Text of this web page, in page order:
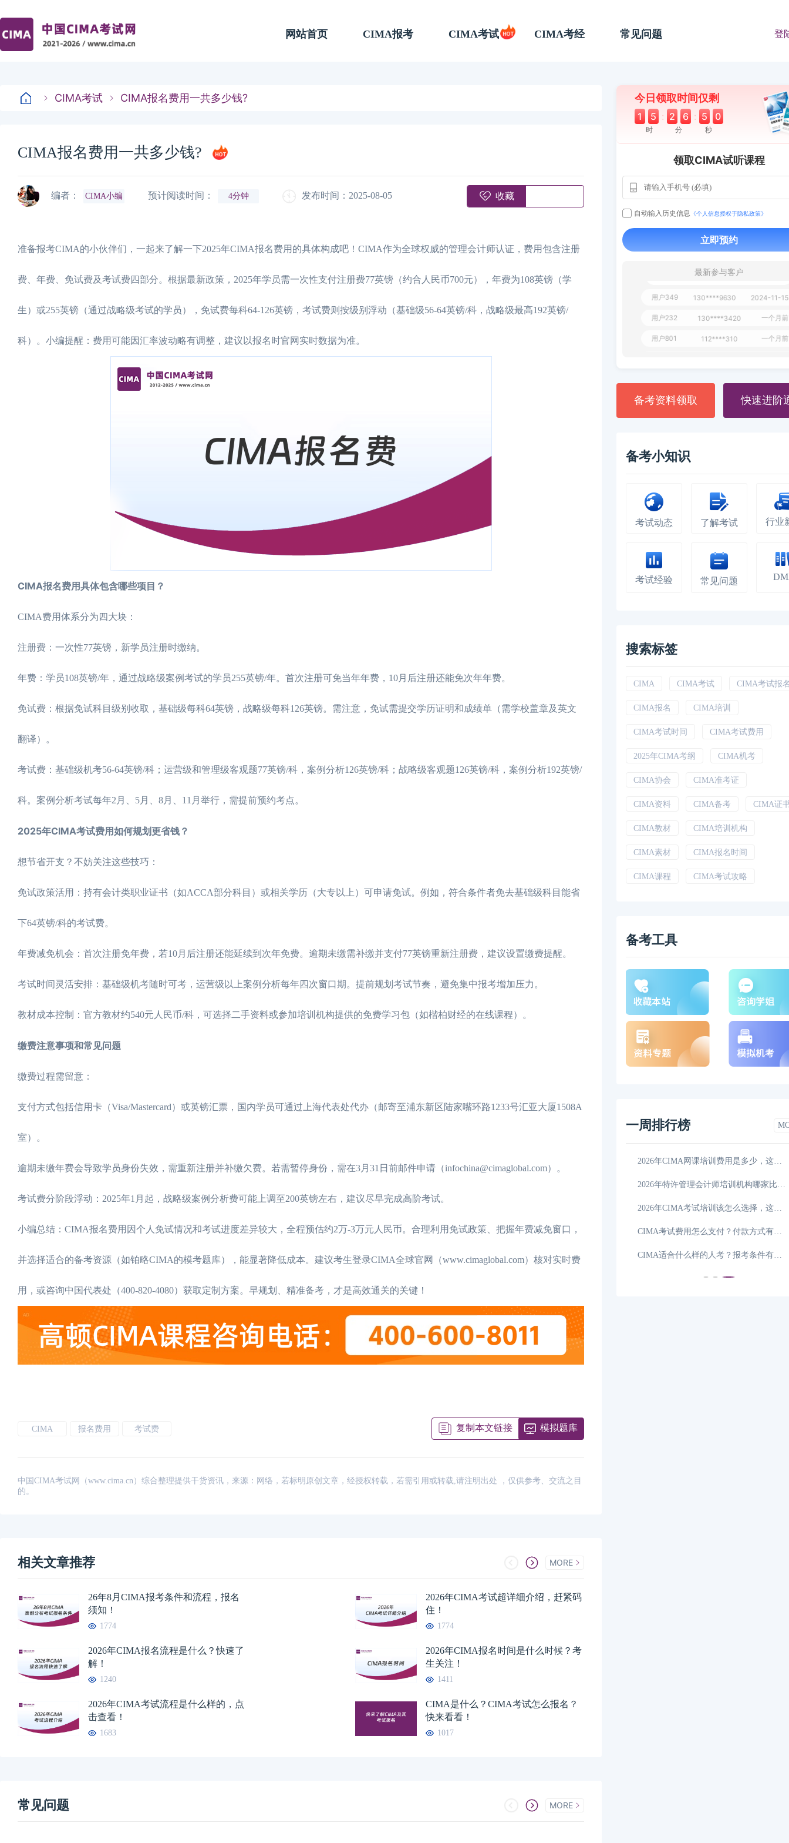
网站首页 CIMA报考 CIMA考试 CIMA考经 常见问题 登
CIMA考试 CIMA报名费用一共多少钱?
CIMA报名费用一共多少钱?
编者： CIMA小编 预计阅读时间： 4分钟 发布时间：2025-08-05 收藏
准备报考CIMA的小伙伴们，一起来了解一下2025年CIMA报名费用的具体构成吧！CIMA作为全球权威的管理会计师认证，费用包含注册
费、年费、免试费及考试费四部分。根据最新政策，2025年学员需一次性支付注册费77英镑（约合人民币700元），年费为108英镑（学
生）或255英镑（通过战略级考试的学员），免试费每科64-126英镑，考试费则按级别浮动（基础级56-64英镑/科，战略级最高192英镑/
科）。小编提醒：费用可能因汇率波动略有调整，建议以报名时官网实时数据为准。
CIMA报名费用具体包含哪些项目？
CIMA费用体系分为四大块：
注册费：一次性77英镑，新学员注册时缴纳。
年费：学员108英镑/年，通过战略级案例考试的学员255英镑/年。首次注册可免当年年费，10月后注册还能免次年年费。
免试费：根据免试科目级别收取，基础级每科64英镑，战略级每科126英镑。需注意，免试需提交学历证明和成绩单（需学校盖章及英文
翻译）。
考试费：基础级机考56-64英镑/科；运营级和管理级客观题77英镑/科，案例分析126英镑/科；战略级客观题126英镑/科，案例分析192英镑/
科。案例分析考试每年2月、5月、8月、11月举行，需提前预约考点。
2025年CIMA考试费用如何规划更省钱？
想节省开支？不妨关注这些技巧：
免试政策活用：持有会计类职业证书（如ACCA部分科目）或相关学历（大专以上）可申请免试。例如，符合条件者免去基础级科目能省
下64英镑/科的考试费。
年费减免机会：首次注册免年费，若10月后注册还能延续到次年免费。逾期未缴需补缴并支付77英镑重新注册费，建议设置缴费提醒。
考试时间灵活安排：基础级机考随时可考，运营级以上案例分析每年四次窗口期。提前规划考试节奏，避免集中报考增加压力。
教材成本控制：官方教材约540元人民币/科，可选择二手资料或参加培训机构提供的免费学习包（如楷柏财经的在线课程）。
缴费注意事项和常见问题
缴费过程需留意：
支付方式包括信用卡（Visa/Mastercard）或英镑汇票，国内学员可通过上海代表处代办（邮寄至浦东新区陆家嘴环路1233号汇亚大厦1508A
室）。
逾期未缴年费会导致学员身份失效，需重新注册并补缴欠费。若需暂停身份，需在3月31日前邮件申请（infochina@cimaglobal.com）。
考试费分阶段浮动：2025年1月起，战略级案例分析费可能上调至200英镑左右，建议尽早完成高阶考试。
小编总结：CIMA报名费用因个人免试情况和考试进度差异较大，全程预估约2万-3万元人民币。合理利用免试政策、把握年费减免窗口，
并选择适合的备考资源（如铂略CIMA的模考题库），能显著降低成本。建议考生登录CIMA全球官网（www.cimaglobal.com）核对实时费
用，或咨询中国代表处（400-820-4080）获取定制方案。早规划、精准备考，才是高效通关的关键！
CIMA 报名费用 考试费 复制本文链接 模拟题库
中国CIMA考试网（www.cima.cn）综合整理提供干货资讯，来源：网络，若标明原创文章，经授权转载，若需引用或转载,请注明出处 ，仅供参考、交流之目
的。
相关文章推荐 MORE
26年8月CIMA报考条件和流程，报名
须知！
1774
2026年CIMA考试超详细介绍，赶紧码
住！
1774
2026年CIMA报名流程是什么？快速了
解！
1240
2026年CIMA报名时间是什么时候？考
生关注！
1411
2026年CIMA考试流程是什么样的，点
击查看！
1683
CIMA是什么？CIMA考试怎么报名？
快来看看！
1017
常见问题 MORE
今日领取时间仅剩
1 5 : 2 6 : 4 9
时 分 秒
领取CIMA试听课程
自动输入历史信息 《个人信息授权于隐私政策》
立即预约
最新参与客户
用户163 112****290 1天
**AoZ 130****8017 1 天前
127****21
用户987 130****6344 2024-09-
130****8868
备考资料领取 快速进阶
备考小知识
考试动态 了解考试 行业
考试经验 常见问题
搜索标签
CIMA CIMA考试 CIMA考试报
CIMA报名 CIMA培训
CIMA考试时间 CIMA考试费用
2025年CIMA考纲 CIMA机考
CIMA协会 CIMA准考证
CIMA资料 CIMA备考 CIMA证
CIMA教材 CIMA培训机构
CIMA素材 CIMA报名时间
CIMA课程 CIMA考试攻略
备考工具
一周排行榜
2026年CIMA考试报名流程是什么样的 06-27
CIMA是什么考试，CIMA证书考完有哪 06-25